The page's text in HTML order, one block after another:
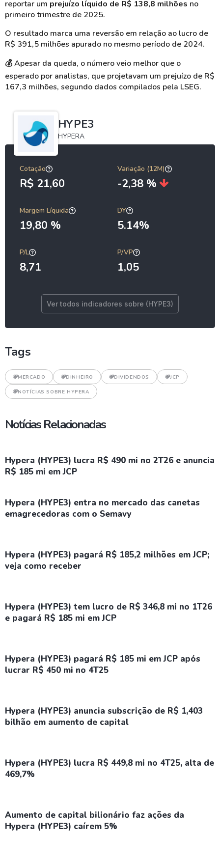
reportar um prejuízo líquido de R$ 138,8 milhões no
primeiro trimestre de 2025.
O resultado marca uma reversão em relação ao lucro de
R$ 391,5 milhões apurado no mesmo período de 2024.
💰Apesar da queda, o número veio melhor que o
esperado por analistas, que projetavam um prejuízo de R$
167,3 milhões, segundo dados compilados pela LSEG.
HYPE3
HYPERA
Cotação
R$ 21,60
Variação (12M)
-2,38 %
Margem Líquida
19,80 %
DY
5.14%
P/L
8,71
P/VP
1,05
Ver todos indicadores sobre (HYPE3)
Tags
MERCADO DINHEIRO DIVIDENDOS JCP
NOTÍCIAS SOBRE HYPERA
Notícias Relacionadas
Hypera (HYPE3) lucra R$ 490 mi no 2T26 e anuncia
R$ 185 mi em JCP
Hypera (HYPE3) entra no mercado das canetas
emagrecedoras com o Semavy
Hypera (HYPE3) pagará R$ 185,2 milhões em JCP;
veja como receber
Hypera (HYPE3) tem lucro de R$ 346,8 mi no 1T26
e pagará R$ 185 mi em JCP
Hypera (HYPE3) pagará R$ 185 mi em JCP após
lucrar R$ 450 mi no 4T25
Hypera (HYPE3) anuncia subscrição de R$ 1,403
bilhão em aumento de capital
Hypera (HYPE3) lucra R$ 449,8 mi no 4T25, alta de
469,7%
Aumento de capital bilionário faz ações da
Hypera (HYPE3) caírem 5%